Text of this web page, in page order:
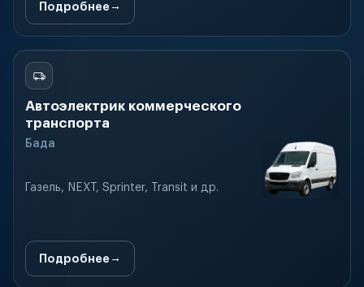
Подробнее
Автоэлектрик коммерческого
транспорта
Бада
Газель, NEXT, Sprinter, Transit и др.
Подробнее